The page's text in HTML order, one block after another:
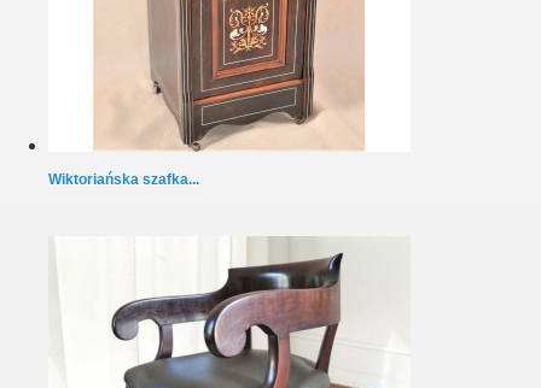
Wiktoriańska szafka...